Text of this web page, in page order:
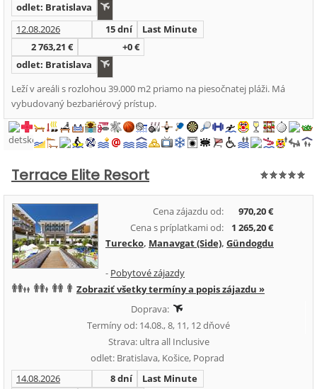
odlet: Bratislava
12.08.2026
15 dní
Last Minute
2 763,21 €
+0 €
odlet: Bratislava
Leží v areáli s rozlohou 39.000 m2 priamo na piesočnatej pláži. Má
vybudovaný bezbariérový prístup.
Terrace Elite Resort
Cena zájazdu od:
970,20 €
Cena s príplatkami od:
1 265,20 €
Turecko, Manavgat (Side), Gündogdu
- Pobytové zájazdy
Zobraziť všetky termíny a popis zájazdu »
Doprava:
Termíny od: 14.08., 8, 11, 12 dňové
Strava: ultra all Inclusive
odlet: Bratislava, Košice, Poprad
14.08.2026
8 dní
Last Minute